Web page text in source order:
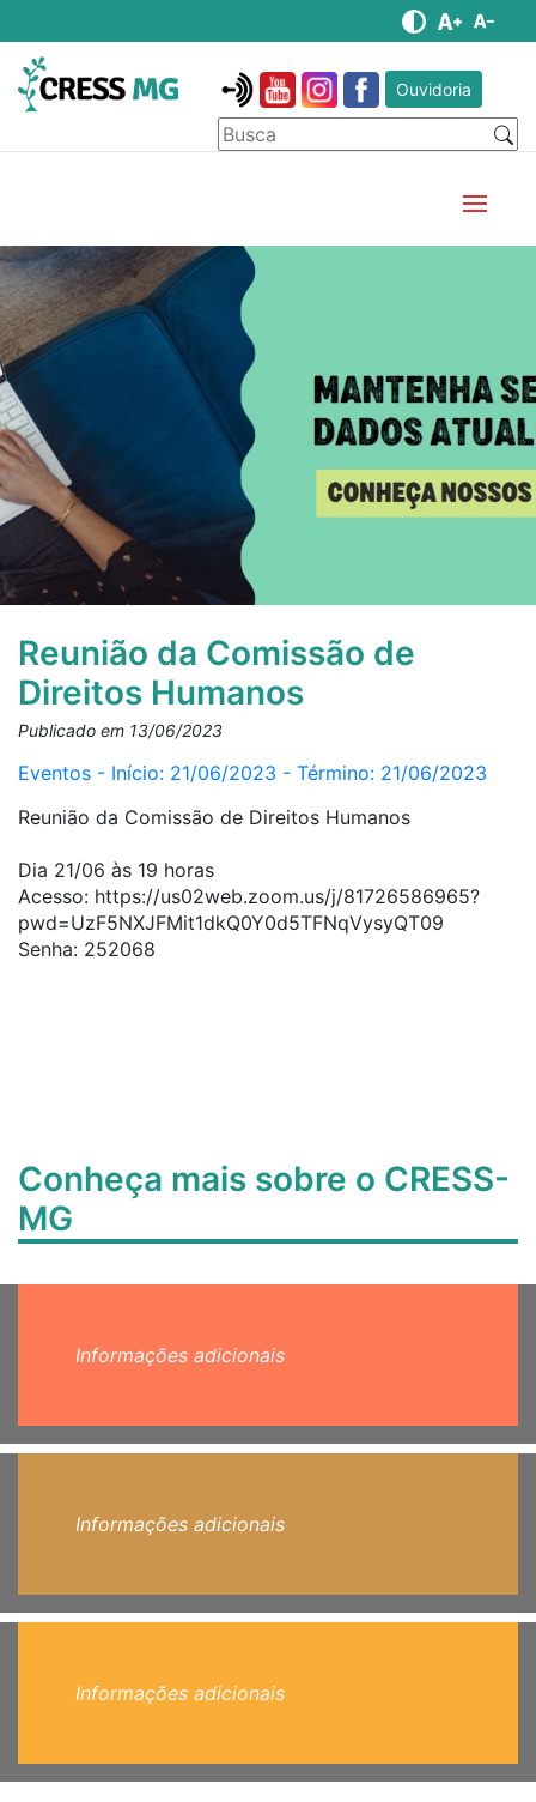
Ouvidoria
Reunião da Comissão de
Direitos Humanos
Publicado em 13/06/2023
Eventos - Início: 21/06/2023 - Término: 21/06/2023
Reunião da Comissão de Direitos Humanos
Dia 21/06 às 19 horas
Acesso: https://us02web.zoom.us/j/81726586965?
pwd=UzF5NXJFMit1dkQ0Y0d5TFNqVysyQT09
Senha: 252068
Conheça mais sobre o CRESS-
MG
Informações adicionais
Informações adicionais
Informações adicionais